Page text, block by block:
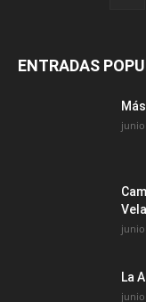
ENTRADAS
junio
junio
La
junio